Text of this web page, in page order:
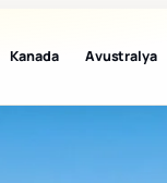
Kanada Avustralya